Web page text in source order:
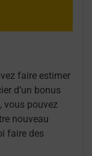
faire estimer
d’un bonus
vous pouvez
nouveau
faire des